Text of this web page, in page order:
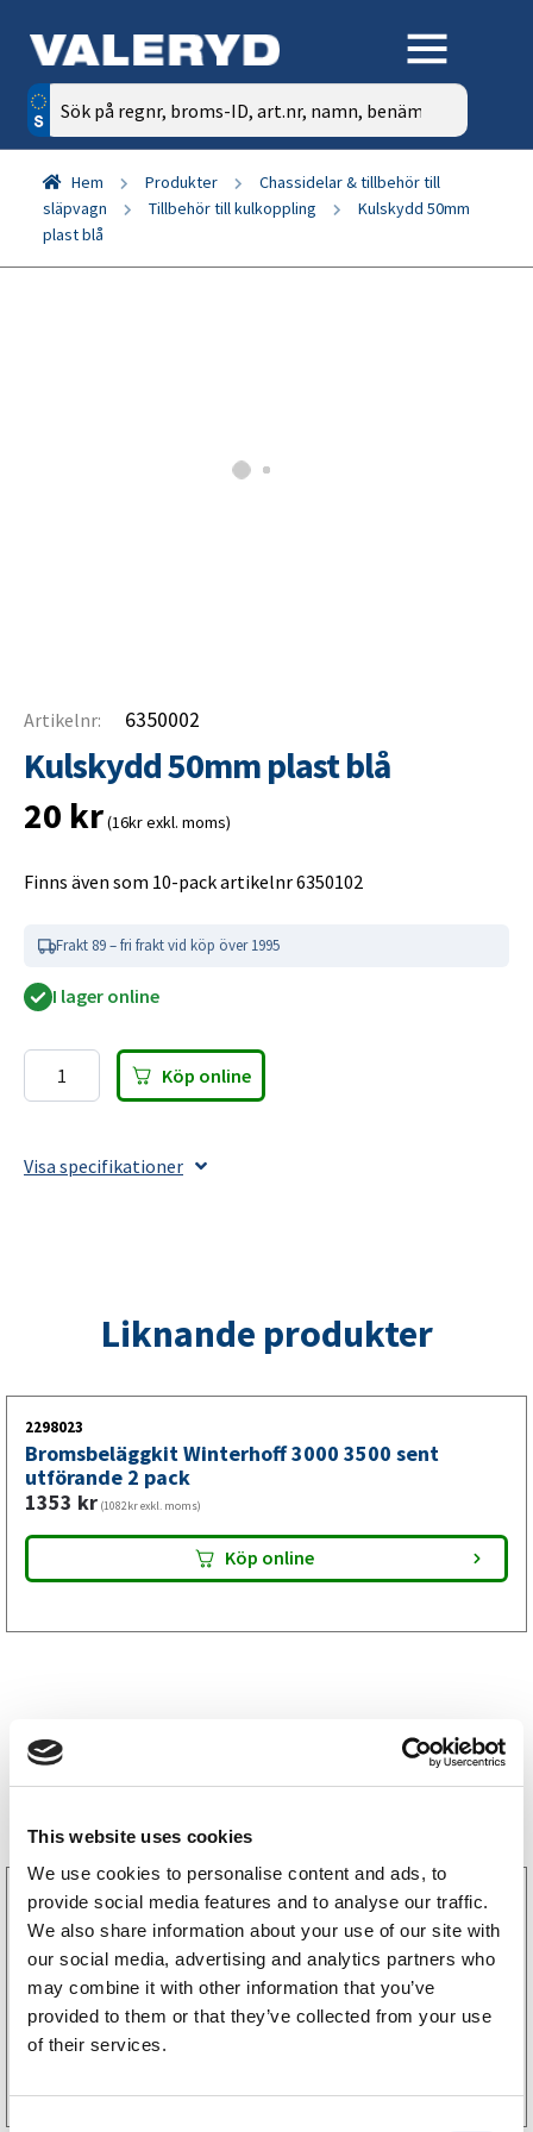
This website uses cookies
We use cookies to personalise content and ads, to
provide social media features and to analyse our traffic.
We also share information about your use of our site with
our social media, advertising and analytics partners who
may combine it with other information that you’ve
provided to them or that they’ve collected from your use
of their services.
C
Sök
efter:
Hem Produkter
Chassidelar & tillbehör till
släpvagn
Tillbehör till kulkoppling
Kulskydd 50mm
plast blå
Artikelnr: 6350002
Kulskydd 50mm plast blå
20 kr(16kr exkl. moms)
Finns även som 10-pack artikelnr 6350102
Frakt 89 – fri frakt vid köp över 1995
I lager online
Kulskydd
blå
Köp online
Visa specifikationer
Liknande produkter
2298023
Bromsbeläggkit Winterhoff 3000 3500 sent
utförande 2 pack
1353 kr (1082kr exkl. moms)
Köp online
3160052
LGF Skylt Självhäftande
238kr(190kr exkl. moms)